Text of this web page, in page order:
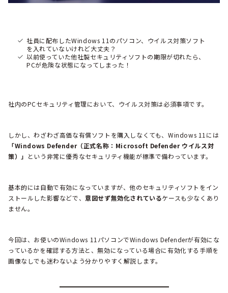
社員に配布したWindows 11のパソコン、ウイルス対策ソフト
を入れていないけれど大丈夫？
以前使っていた他社製セキュリティソフトの期限が切れたら、
PCが危険な状態になってしまった！
社内のPCセキュリティ管理において、ウイルス対策は必須事項です。
しかし、わざわざ高価な有償ソフトを購入しなくても、Windows 11には
「Windows Defender（正式名称：Microsoft Defender ウイルス対
策）」 という非常に優秀なセキュリティ機能が標準で備わっています。
基本的には自動で有効になっていますが、他のセキュリティソフトをイン
ストールした影響などで、意図せず無効化されているケースも少なくあり
ません。
今回は、お使いのWindows 11パソコンでWindows Defenderが有効にな
っているかを確認する方法と、無効になっている場合に有効化する手順を
画像なしでも迷わないよう分かりやすく解説します。